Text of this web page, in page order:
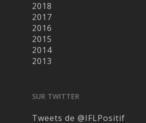
2018
2017
2016
2015
2014
2013
SUR TWITTER
Tweets de @IFLPositif